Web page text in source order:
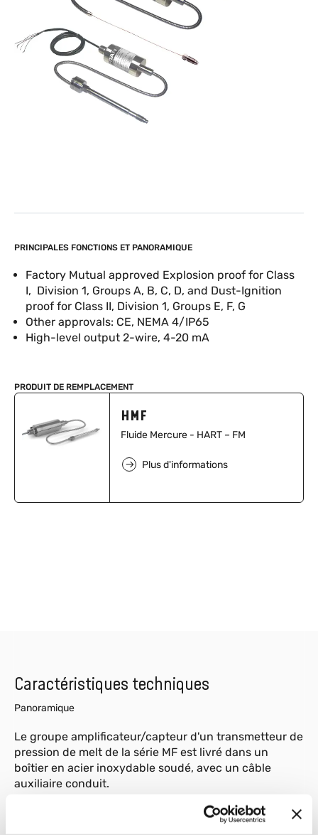
PRINCIPALES FONCTIONS ET PANORAMIQUE
Factory Mutual approved Explosion proof for Class
I, Division 1, Groups A, B, C, D, and Dust-Ignition
proof for Class II, Division 1, Groups E, F, G
Other approvals: CE, NEMA 4/IP65
High-level output 2-wire, 4-20 mA
PRODUIT DE REMPLACEMENT
HMF
Fluide Mercure - HART – FM
Plus d'informations
Caractéristiques techniques
Panoramique
Le groupe amplificateur/capteur d'un transmetteur de
pression de melt de la série MF est livré dans un
boîtier en acier inoxydable soudé, avec un câble
auxiliaire conduit.
Ce boîtier métallique est parfaitement étanche aux
agents atmosphériques et répond aux exigences pour